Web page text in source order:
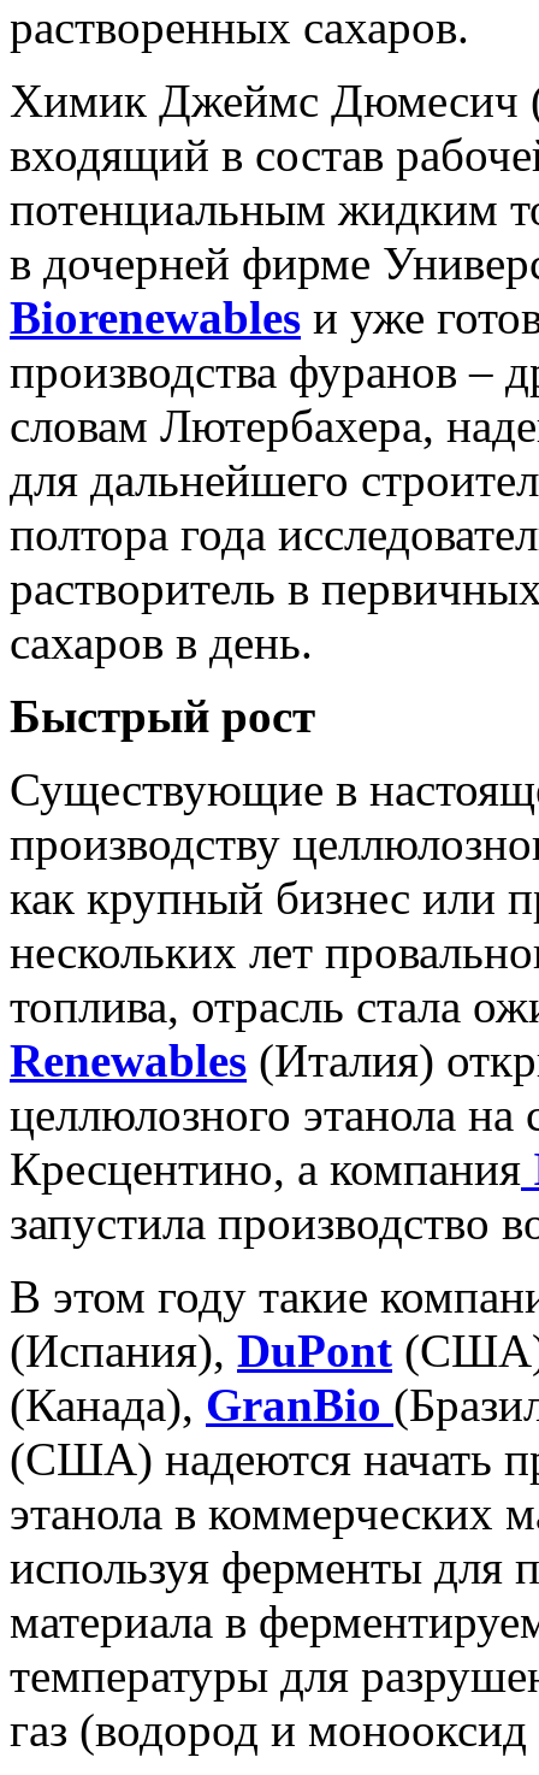
растворенных сахаров.
Химик Джеймс Дюмесич
входящий в состав
потенциальным жидким
в дочерней фирме
Biorenewables и уже
производства фуранов –
словам Лютербахера,
для дальнейшего
полтора года
растворитель в
сахаров в день.
Быстрый рост
Существующие в
производству
как крупный бизнес или
нескольких лет
топлива, отрасль стала
Renewables (Италия)
целлюлозного этанола на
Кресцентино, а компания
запустила
В этом году такие
(Испания), DuPont
(Канада), GranBio
(США) надеются начать
этанола в
используя ферменты для
материала в
температуры для
газ (водород и монооксид